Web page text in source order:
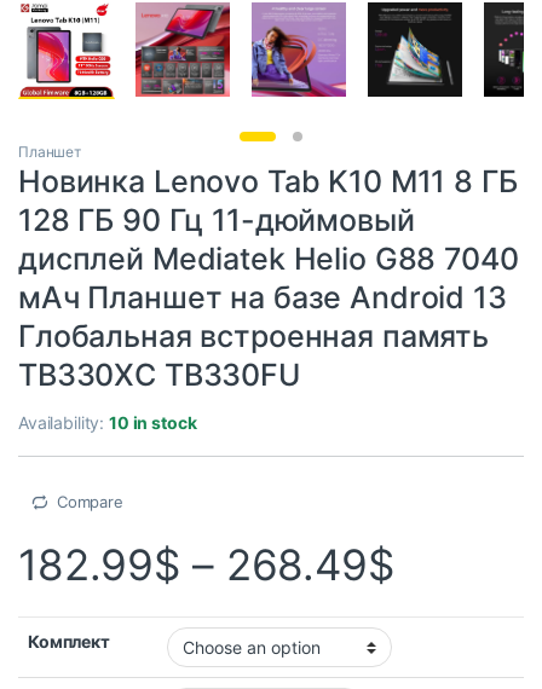
Планшет
Новинка Lenovo Tab K10 M11 8 ГБ
128 ГБ 90 Гц 11-дюймовый
дисплей Mediatek Helio G88 7040
мАч Планшет на базе Android 13
Глобальная встроенная память
TB330XC TB330FU
Availability:10 in stock
Compare
182.99$ – 268.49$
Комплект